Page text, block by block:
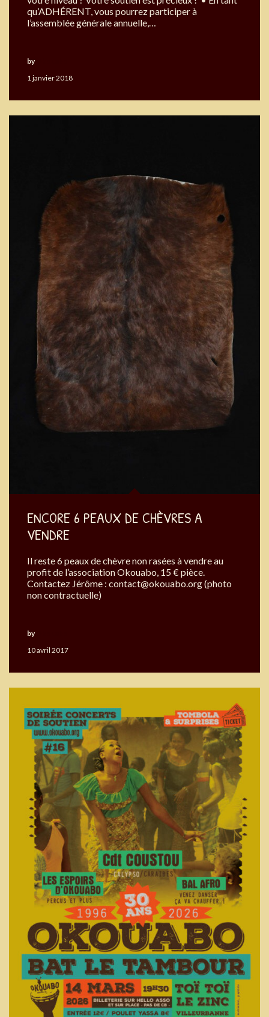
qu’ADHÉRENT, vous pourrez participer à
l’assemblée générale annuelle,…
1 janvier 2018
by
ENCORE 6 PEAUX DE CHÈVRES A
VENDRE
Il reste 6 peaux de chèvre non rasées à vendre au
profit de l’association Okouabo, 15 € pièce.
Contactez Jérôme : contact@okouabo.org (photo
non contractuelle)
10 avril 2017
by